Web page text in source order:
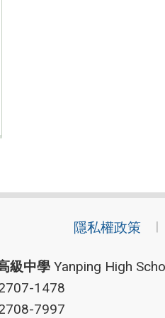
隱私權政策
級中學Yanping High
1478
7997